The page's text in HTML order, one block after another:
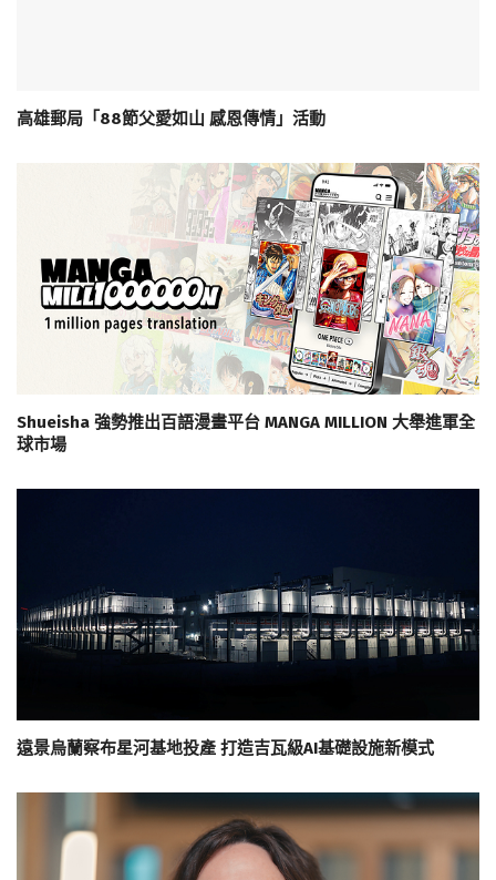
高雄郵局「88節父愛如山 感恩傳情」活動
Shueisha 強勢推出百語漫畫平台 MANGA MILLION 大舉進軍全
球市場
遠景烏蘭察布星河基地投產 打造吉瓦級AI基礎設施新模式